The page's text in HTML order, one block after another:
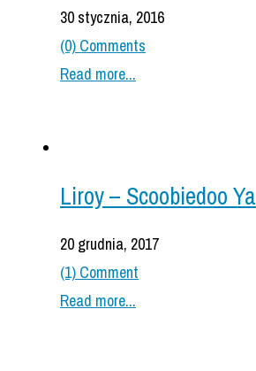
30 stycznia, 2016
(0) Comments
Read more...
Liroy – Scoobiedoo Ya
20 grudnia, 2017
(1) Comment
Read more...